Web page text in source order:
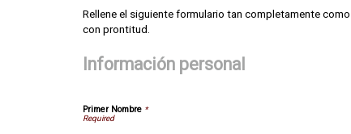
Rellene el siguiente formulario tan completamente
con prontitud.
Información personal
Primer Nombre *